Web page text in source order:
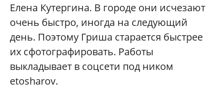
Елена Кутергина. В городе они исчезают
очень быстро, иногда на следующий
день. Поэтому Гриша старается быстрее
их сфотографировать. Работы
выкладывает в соцсети под ником
etosharov.